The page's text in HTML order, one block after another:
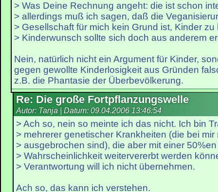
> Was Deine Rechnung angeht: die ist schon
> allerdings muß ich sagen, daß die
> Gesellschaft für mich kein Grund ist, Kinder zu
> Kinderwunsch sollte sich doch aus anderem
Nein, natürlich nicht ein Argument für Kinder,
gegen gewollte Kinderlosigkeit aus Gründen
z.B. die Phantasie der Überbevölkerung.
Re: Die große Fortpflanzungswelle
Autor: Tanja | Datum: 09.04.2006 13:46:54
> Ach so, nein so meinte ich das nicht. Ich bin
> mehrerer genetischer Krankheiten (die bei mir
> ausgebrochen sind), die aber mit einer 50%en
> Wahrscheinlichkeit weitervererbt werden
> Verantwortung will ich nicht übernehmen.
Ach so, das kann ich verstehen.